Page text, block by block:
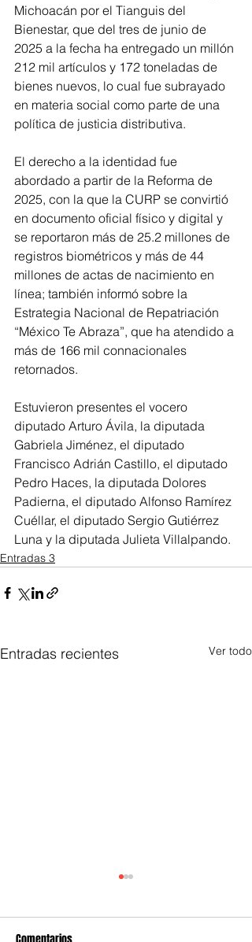
Michoacán por el Tianguis del
Bienestar, que del tres de junio de
2025 a la fecha ha entregado un millón
212 mil artículos y 172 toneladas de
bienes nuevos, lo cual fue subrayado
en materia social como parte de una
política de justicia distributiva.
El derecho a la identidad fue
abordado a partir de la Reforma de
2025, con la que la CURP se convirtió
en documento oficial físico y digital y
se reportaron más de 25.2 millones de
registros biométricos y más de 44
millones de actas de nacimiento en
línea; también informó sobre la
Estrategia Nacional de Repatriación
“México Te Abraza”, que ha atendido a
más de 166 mil connacionales
retornados.
Estuvieron presentes el vocero
diputado Arturo Ávila, la diputada
Gabriela Jiménez, el diputado
Francisco Adrián Castillo, el diputado
Pedro Haces, la diputada Dolores
Padierna, el diputado Alfonso Ramírez
Cuéllar, el diputado Sergio Gutiérrez
Luna y la diputada Julieta Villalpando.
Entradas 3
Entradas recientes Ver todo